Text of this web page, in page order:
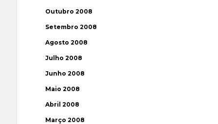
Outubro 2008
Setembro 2008
Agosto 2008
Julho 2008
Junho 2008
Maio 2008
Abril 2008
Março 2008